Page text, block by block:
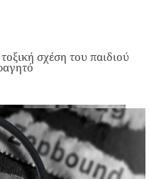
σχέση του παιδιού